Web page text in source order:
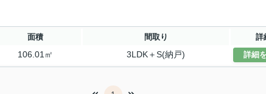
面積 間取り 詳
106.01㎡ 3LDK＋S(納戸) 詳細